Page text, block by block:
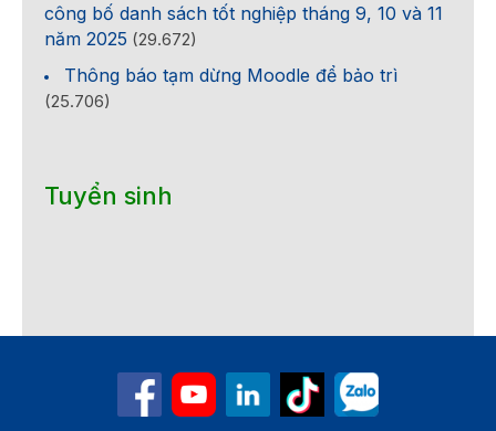
công bố danh sách tốt nghiệp tháng 9, 10 và 11
năm 2025 (29.672)
Thông báo tạm dừng Moodle để bảo trì
(25.706)
Tuyển sinh